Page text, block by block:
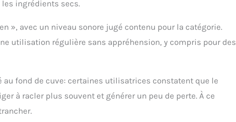
ingrédients secs.
», avec un niveau sonore jugé contenu pour la catégorie.
utilisation régulière sans appréhension, y compris pour des
au fond de cuve: certaines utilisatrices constatent que le
à racler plus souvent et générer un peu de perte. À ce